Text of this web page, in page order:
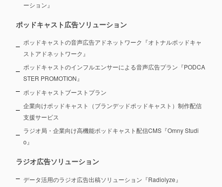
ーション』
ポッドキャスト広告ソリューション
ポッドキャストの音声広告アドネットワーク『オトナルポッドキャ
ストアドネットワーク』
ポッドキャストのインフルエンサーによる音声広告プラン『PODCA
STER PROMOTION』
ポッドキャストブーストプラン
企業向けポッドキャスト（ブランデッドポッドキャスト）制作配信
支援サービス
ラジオ局・企業向け高機能ポッドキャスト配信CMS『Omny Studi
o』
ラジオ広告ソリューション
データ活用のラジオ広告出稿ソリューション『Radiolyze』